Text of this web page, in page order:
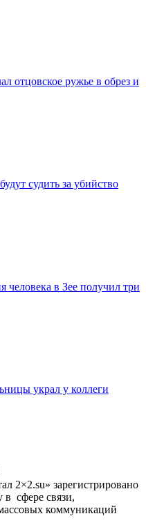
отцовское ружье в обрез и
судить за убийство
человека в Зее получил три
украл у коллеги
2×2.su» зарегистрировано
в сфере связи,
коммуникаций